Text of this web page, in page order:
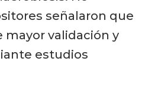
señalaron que
mayor validación y
estudios